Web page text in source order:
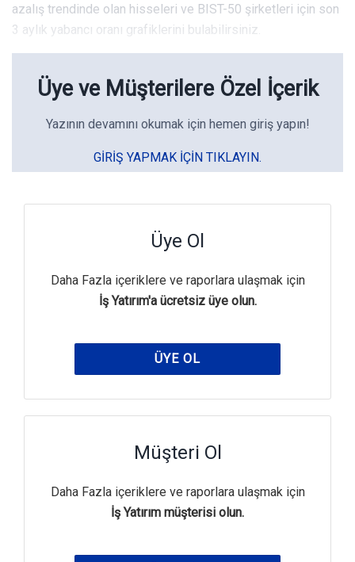
azalış trendinde olan hisseleri ve BIST-50 şirketleri için son
3 aylık yabancı oranı grafiklerini bulabilirsiniz.
Üye ve Müşterilere Özel İçerik
Yazının devamını okumak için hemen giriş yapın!
GIRIŞ YAPMAK IÇIN TIKLAYIN.
Üye Ol
Daha Fazla içeriklere ve raporlara ulaşmak için
İş Yatırım'a ücretsiz üye olun.
ÜYE OL
Müşteri Ol
Daha Fazla içeriklere ve raporlara ulaşmak için
İş Yatırım müşterisi olun.